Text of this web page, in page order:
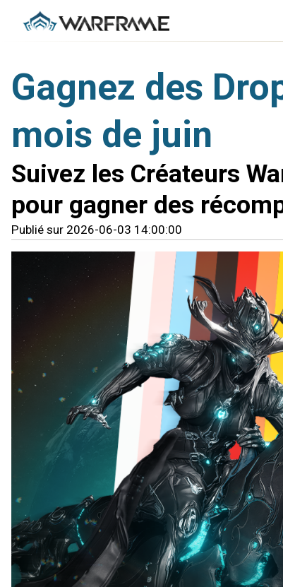
Gagnez des
mois de juin
Suivez les Créateurs
pour gagner des
Publié sur 2026-06-03 14:00:00